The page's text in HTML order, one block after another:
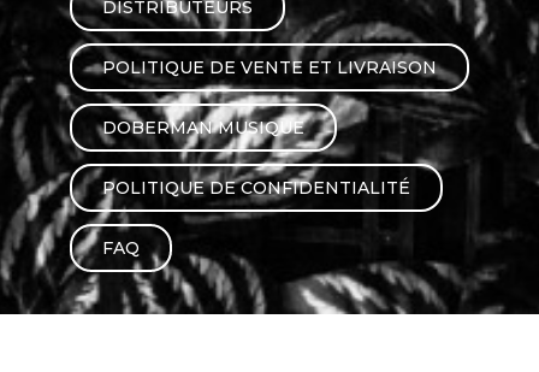
AUTRES PRODUITS
DISTRIBUTEURS
POLITIQUE DE VENTE ET LIVRAISON
DOBERMAN MUSIQUE
POLITIQUE DE CONFIDENTIALITÉ
FAQ